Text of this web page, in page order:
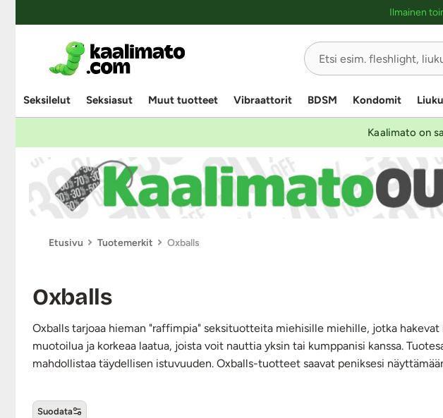
Ilmainen
Seksilelut Seksiasut Muut tuotteet Vibraattorit BDSM Kondomit
Kaalimato on
Etusivu Tuotemerkit Oxballs
Oxballs
Oxballs tarjoaa hieman "raffimpia" seksituotteita miehisille miehille, jotka
muotoilua ja korkeaa laatua, joista voit nauttia yksin tai kumppanisi kanssa.
mahdollistaa täydellisen istuvuuden. Oxballs-tuotteet saavat peniksesi
Suodata